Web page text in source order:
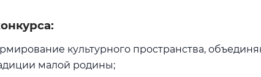
культурного пространства,
малой родины;